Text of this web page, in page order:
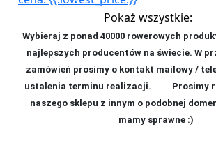
Pokaż wszystkie:
Wybieraj z ponad 40000 rowerowych
najlepszych producentów na świecie. W
zamówień prosimy o kontakt mailowy /
ustalenia terminu realizacji. Prosimy
naszego sklepu z innym o podobnej
mamy sprawne :)